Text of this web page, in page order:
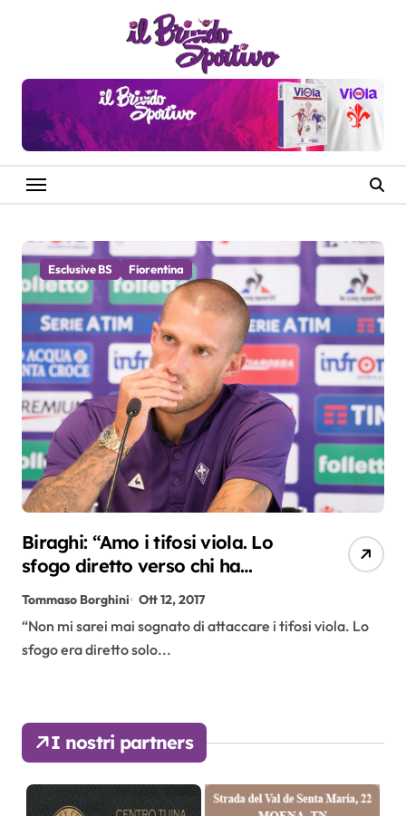
Esclusive BS Fiorentina
Biraghi: “Amo i tifosi viola. Lo
sfogo diretto verso chi ha
augurato la morte alla mia
famiglia”
Tommaso Borghini Ott 12, 2017
“Non mi sarei mai sognato di attaccare i tifosi viola. Lo
sfogo era diretto solo...
I nostri partners